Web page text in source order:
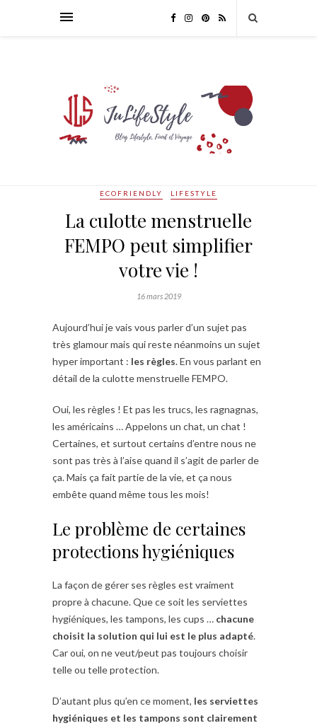
ECOFRIENDLY LIFESTYLE
La culotte menstruelle
FEMPO peut simplifier
votre vie !
16 mars 2019
Aujourd’hui je vais vous parler d’un sujet pas
très glamour mais qui reste néanmoins un sujet
hyper important : les règles. En vous parlant en
détail de la culotte menstruelle FEMPO.
Oui, les règles ! Et pas les trucs, les ragnagnas,
les américains … Appelons un chat, un chat !
Certaines, et surtout certains d’entre nous ne
sont pas très à l’aise quand il s’agit de parler de
ça. Mais ça fait partie de la vie, et ça nous
embête quand même tous les mois!
Le problème de certaines
protections hygiéniques
La façon de gérer ses règles est vraiment
propre à chacune. Que ce soit les serviettes
hygiéniques, les tampons, les cups … chacune
choisit la solution qui lui est le plus adapté.
Car oui, on ne veut/peut pas toujours choisir
telle ou telle protection.
D’autant plus qu’en ce moment, les serviettes
hygiéniques et les tampons sont clairement